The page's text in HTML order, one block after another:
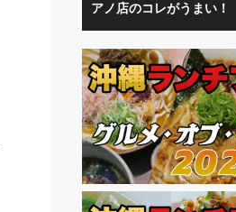
アノ店のコレがうまい！